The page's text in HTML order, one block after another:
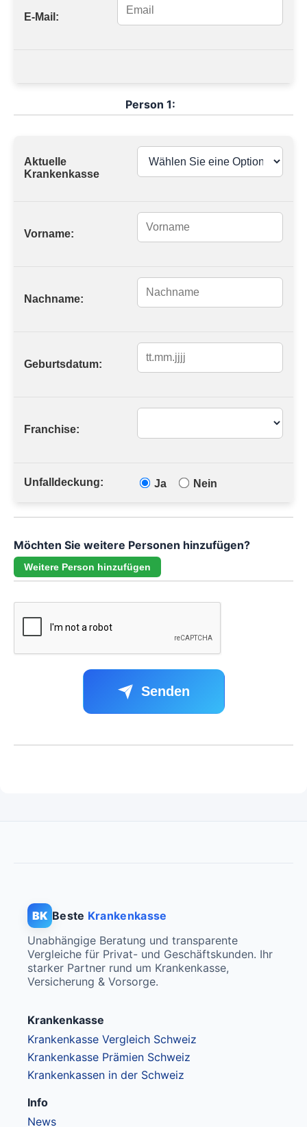
E-Mail:
Person 1:
Aktuelle
Krankenkasse
Vorname:
Nachname:
Geburtsdatum:
Franchise:
Unfalldeckung: Ja Nein
Möchten Sie weitere Personen hinzufügen?
Weitere Person hinzufügen
Senden
BK Beste Krankenkasse
Unabhängige Beratung und transparente
Vergleiche für Privat- und Geschäftskunden. Ihr
starker Partner rund um Krankenkasse,
Versicherung & Vorsorge.
Krankenkasse
Krankenkasse Vergleich Schweiz
Krankenkasse Prämien Schweiz
Krankenkassen in der Schweiz
Info
News